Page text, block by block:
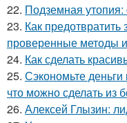
22. Подземная
23. Как
проверенные методы
24. Как сделать
25. Сэкономьте
что можно сделать из
26. Алексей Глызин: